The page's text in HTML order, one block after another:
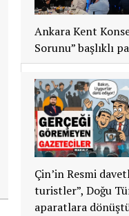
Ankara Kent
Sorunu” başlıklı
Çin’in Resmi
turistler”, Doğu
aparatlara